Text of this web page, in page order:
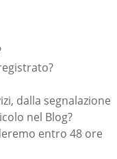
dalla segnalazione
nel Blog?
entro 48 ore